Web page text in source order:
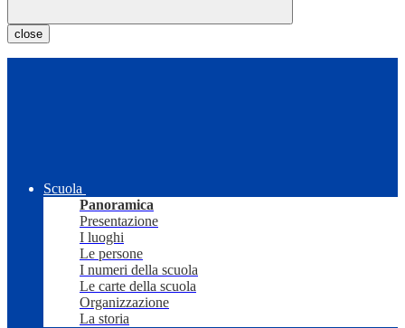
close
Scuola
Panoramica
Presentazione
I luoghi
Le persone
I numeri della scuola
Le carte della scuola
Organizzazione
La storia